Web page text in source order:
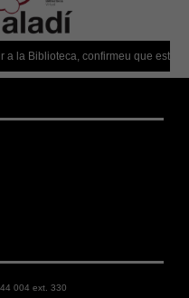
confirmeu que està oberta!
004 ext. 330